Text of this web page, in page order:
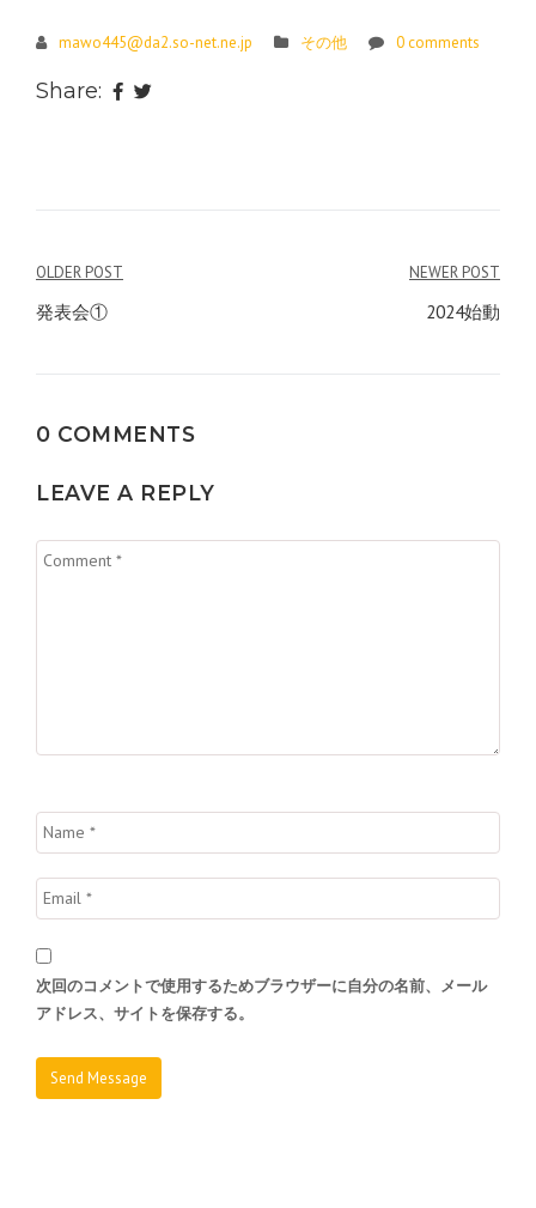
mawo445@da2.so-net.ne.jp その他 0 comments
Share:
投
稿
ゲ
ー
シ
ョ
OLDER POST
発表会①
NEWER POST
2024始動
0 COMMENTS
LEAVE A REPLY
次回のコメントで使用するためブラウザーに自分の名前、メール
アドレス、サイトを保存する。